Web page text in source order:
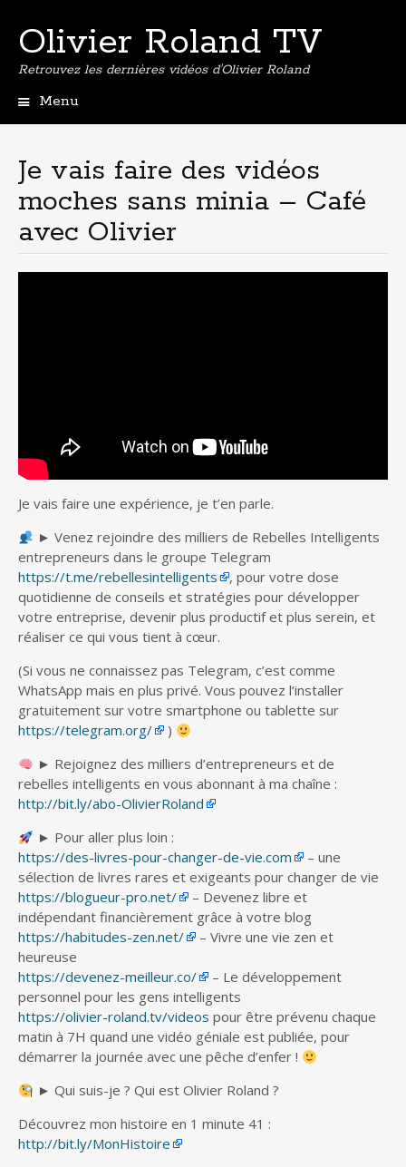
Olivier Roland TV
Retrouvez les dernières vidéos d'Olivier Roland
Menu
principal
Je vais faire des vidéos
moches sans minia – Café
avec Olivier
Je vais faire une expérience, je t’en parle.
► Venez rejoindre des milliers de Rebelles Intelligents
entrepreneurs dans le groupe Telegram
https://t.me/rebellesintelligents
, pour votre dose
quotidienne de conseils et stratégies pour développer
votre entreprise, devenir plus productif et plus serein, et
réaliser ce qui vous tient à cœur.
(Si vous ne connaissez pas Telegram, c’est comme
WhatsApp mais en plus privé. Vous pouvez l’installer
gratuitement sur votre smartphone ou tablette sur
https://telegram.org/
)
► Rejoignez des milliers d’entrepreneurs et de
rebelles intelligents en vous abonnant à ma chaîne :
http://bit.ly/abo-OlivierRoland
► Pour aller plus loin :
https://des-livres-pour-changer-de-vie.com
– une
sélection de livres rares et exigeants pour changer de vie
https://blogueur-pro.net/
– Devenez libre et
indépendant financièrement grâce à votre blog
https://habitudes-zen.net/
– Vivre une vie zen et
heureuse
https://devenez-meilleur.co/
– Le développement
personnel pour les gens intelligents
https://olivier-roland.tv/videos pour être prévenu chaque
matin à 7H quand une vidéo géniale est publiée, pour
démarrer la journée avec une pêche d’enfer !
► Qui suis-je ? Qui est Olivier Roland ?
Découvrez mon histoire en 1 minute 41 :
http://bit.ly/MonHistoire